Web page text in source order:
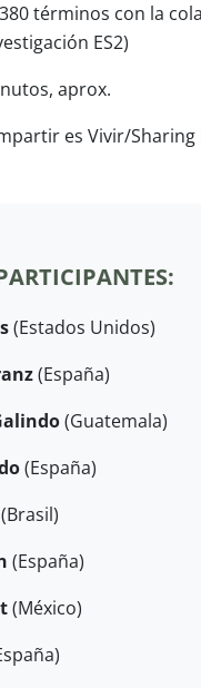
términos con la
ES2)
aprox.
es Vivir/
(Estados Unidos)
(España)
(Guatemala)
(España)
(Brasil)
(España)
(México)